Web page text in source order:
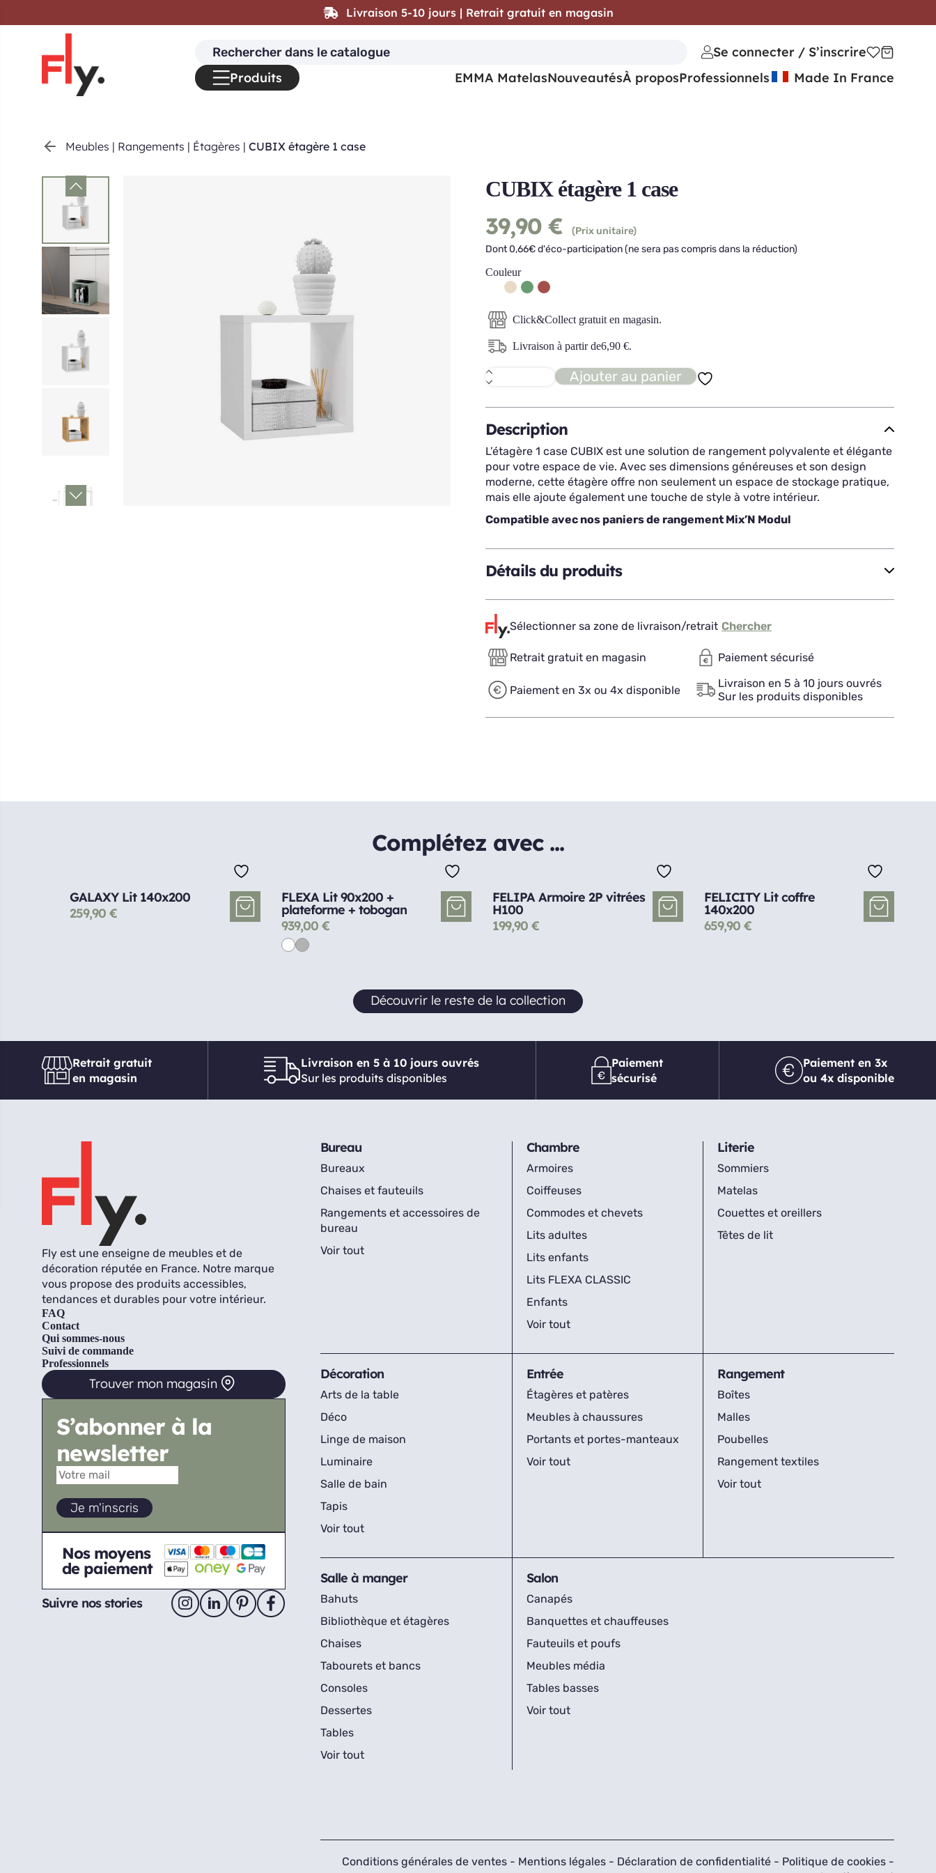
Meubles | Rangements | Étagères | CUBIX étagère 1 case
CUBIX étagère 1 case
39,90 €
(Prix unitaire)
Dont 0,66€ d'éco-participation (ne sera pas compris dans la réduction)
Couleur
Click&Collect gratuit en magasin.
Livraison à partir de6,90 €.
quantité
de
étagère
1
case
Ajouter au panier
Description
L’étagère 1 case CUBIX est une solution de rangement polyvalente et élégante
pour votre espace de vie. Avec ses dimensions généreuses et son design
moderne, cette étagère offre non seulement un espace de stockage pratique,
mais elle ajoute également une touche de style à votre intérieur.
Compatible avec nos paniers de rangement Mix’N Modul
Détails du produits
Sélectionner sa zone de livraison/retrait Chercher
Retrait gratuit en magasin Paiement sécurisé
Paiement en 3x ou 4x disponible
Livraison en 5 à 10 jours ouvrés
Sur les produits disponibles
Complétez avec ...
GALAXY Lit 140x200
259,90 €
FLEXA Lit 90x200 +
plateforme + tobogan
939,00 €
FELIPA Armoire 2P vitrées
H100
199,90 €
FELICITY Lit coffre
140x200
659,90 €
Découvrir le reste de la collection
Retrait gratuit
en magasin
Livraison en 5 à 10 jours ouvrés
Sur les produits disponibles
Paiement
sécurisé
Paiement en 3x
ou 4x disponible
Fly est une enseigne de meubles et de
décoration réputée en France. Notre marque
vous propose des produits accessibles,
tendances et durables pour votre intérieur.
FAQ
Contact
Qui sommes-nous
Suivi de commande
Professionnels
Trouver mon magasin
S’abonner à la
newsletter
Nos moyens
de paiement
Suivre nos stories
Bureau
Bureaux
Chaises et fauteuils
Rangements et accessoires de
bureau
Voir tout
Chambre
Armoires
Coiffeuses
Commodes et chevets
Lits adultes
Lits enfants
Lits FLEXA CLASSIC
Enfants
Voir tout
Literie
Sommiers
Matelas
Couettes et oreillers
Têtes de lit
Décoration
Arts de la table
Déco
Linge de maison
Luminaire
Salle de bain
Tapis
Voir tout
Entrée
Étagères et patères
Meubles à chaussures
Portants et portes-manteaux
Voir tout
Rangement
Boîtes
Malles
Poubelles
Rangement textiles
Voir tout
Salle à manger
Bahuts
Bibliothèque et étagères
Chaises
Tabourets et bancs
Consoles
Dessertes
Tables
Voir tout
Salon
Canapés
Banquettes et chauffeuses
Fauteuils et poufs
Meubles média
Tables basses
Voir tout
Conditions générales de ventes - Mentions légales - Déclaration de confidentialité - Politique de cookies -
Livraison 5-10 jours | Retrait gratuit en magasin
Search
for:
Se connecter / S’inscrire
Produits
EMMA MatelasNouveautésÀ proposProfessionnels Made In France